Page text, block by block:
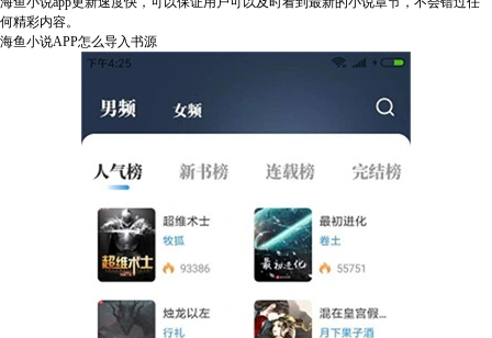
何精彩内容。
海鱼小说APP怎么导入书源